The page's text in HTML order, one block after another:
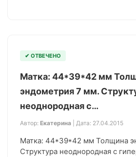
✔ ОТВЕЧЕНО
Матка: 44*39*42 мм
эндометрия 7 мм.
неоднородная с…
Автор: Екатерина | Дата: 27.04.2015
Матка: 44*39*42 мм Толщина
Структура неоднородная с